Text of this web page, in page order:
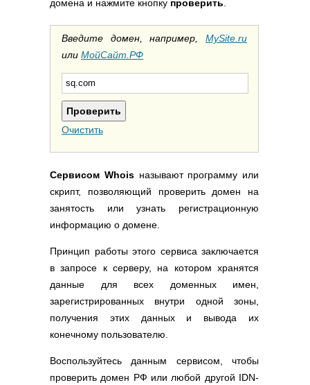
Полезные ссылки
Словари и списки
Программы
домена и нажмите кнопку проверить
Введите домен, например, MySite.ru
или МойСайт.РФ
Очистить
Сервисом Whoisназывают программу или
скрипт, позволяющий проверить домен на
занятость или узнать регистрационную
информацию о домене.
Принцип работы этого сервиса заключается
в запросе к серверу, на котором хранятся
данные для всех доменных имен,
зарегистрированных внутри одной зоны,
получения этих данных и вывода их
конечному пользователю.
Воспользуйтесь данным сервисом, чтобы
проверить домен РФ или любой другой IDN-